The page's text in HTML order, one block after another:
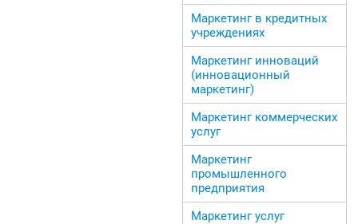
Маркетинг в кредитных
учреждениях
Маркетинг инноваций
(инновационный
маркетинг)
Маркетинг коммерческих
услуг
Маркетинг
промышленного
предприятия
Маркетинг услуг